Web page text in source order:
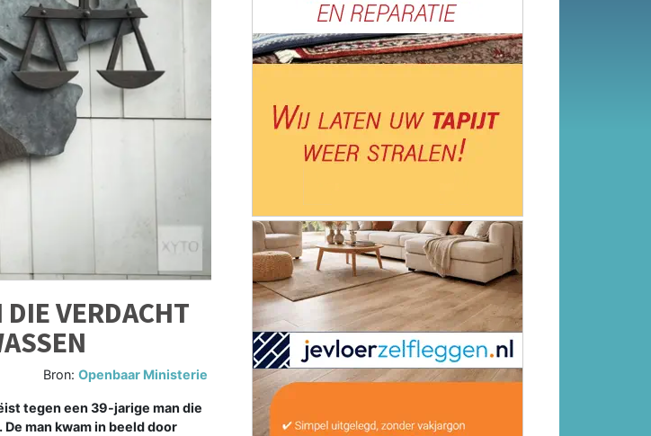
VERDACHT
Bron:Openbaar Ministerie
tegen een 39-jarige man die
man kwam in beeld door